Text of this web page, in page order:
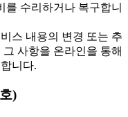
를 수리하거나 복구합니
스 내용의 변경 또는 추
사항을 온라인을 통해
니다.
)